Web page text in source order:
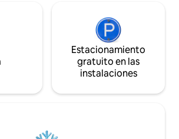
Estacionamiento
gratuito en las
instalaciones